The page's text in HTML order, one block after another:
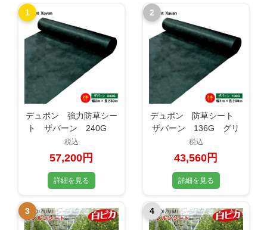
1
デュポン 強力防草シー
ト ザバーン 240G
グリーン 幅2m×長さ
30m お買得2本セット
税込
57,200円
詳細を見る
2
デュポン 防草シート
ザバーン 136G グリ
ーン 幅1m×長さ50m
お得な3本セット
税込
43,560円
詳細を見る
3 4